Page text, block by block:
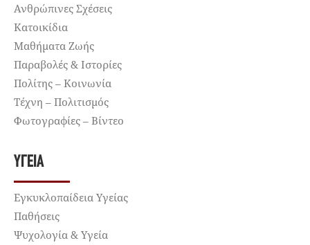
Ανθρώπινες Σχέσεις
Κατοικίδια
Μαθήματα Ζωής
Παραβολές & Ιστορίες
Πολίτης – Κοινωνία
Τέχνη – Πολιτισμός
Φωτογραφίες – Βίντεο
ΥΓΕΊΑ
Εγκυκλοπαίδεια Υγείας
Παθήσεις
Ψυχολογία & Υγεία